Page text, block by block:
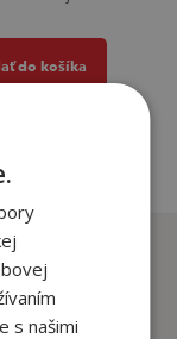
do košíka
s našimi